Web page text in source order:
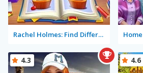
Rachel Holmes: Find Differences
4.3 4.6